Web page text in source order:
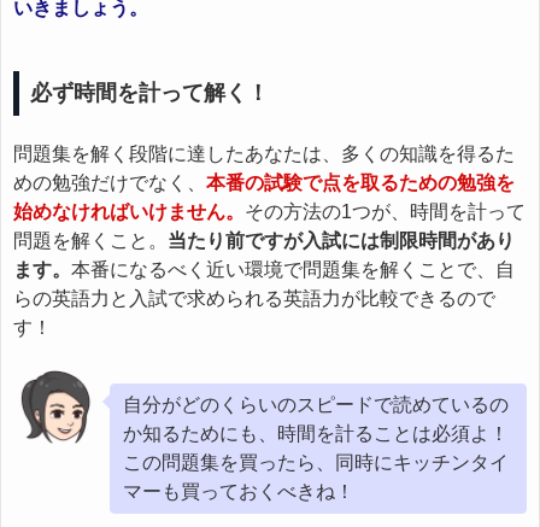
いきましょう。
必ず時間を計って解く！
問題集を解く段階に達したあなたは、多くの知識を得るた
めの勉強だけでなく、 本番の試験で点を取るための勉強を
始めなければいけません。 その方法の1つが、時間を計って
問題を解くこと。 当たり前ですが入試には制限時間があり
ます。 本番になるべく近い環境で問題集を解くことで、自
らの英語力と入試で求められる英語力が比較できるので
す！
自分がどのくらいのスピードで読めているの
か知るためにも、時間を計ることは必須よ！
この問題集を買ったら、同時にキッチンタイ
マーも買っておくべきね！